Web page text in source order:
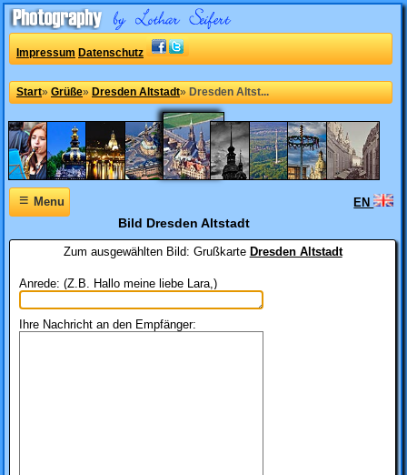
Impressum Datenschutz
Start» Grüße» Dresden Altstadt» Dresden Altst...
≡Menu EN
Bild Dresden Altstadt
Zum ausgewählten Bild: Grußkarte Dresden Altstadt
Anrede: (Z.B. Hallo meine liebe Lara,)
Ihre Nachricht an den Empfänger: